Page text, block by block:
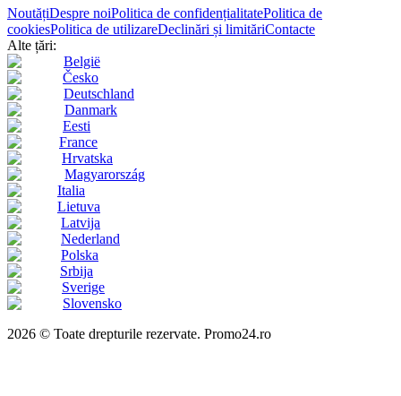
NoutățiDespre noiPolitica de confidențialitatePolitica de
cookiesPolitica de utilizareDeclinări și limităriContacte
Alte țări:
België
Česko
Deutschland
Danmark
Eesti
France
Hrvatska
Magyarország
Italia
Lietuva
Latvija
Nederland
Polska
Srbija
Sverige
Slovensko
2026 © Toate drepturile rezervate. Promo24.ro